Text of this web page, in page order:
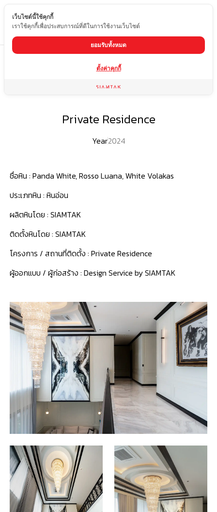
TH
ผลงานของเรา Private Residence
Private Residence
Year2024
ชื่อหิน : Panda White, Rosso Luana, White Volakas
ประเภทหิน : หินอ่อน
ผลิตหินโดย : SIAMTAK
ติดตั้งหินโดย : SIAMTAK
โครงการ / สถานที่ติดตั้ง : Private Residence
ผู้ออกแบบ / ผู้ก่อสร้าง : Design Service by SIAMTAK
เว็บไซต์นี้ใช้คุกกี้
เราใช้คุกกี้เพื่อประสบการณ์ที่ดีในการใช้งานเว็บไซต์
ยอมรับทั้งหมด
ตั้งค่าคุกกี้